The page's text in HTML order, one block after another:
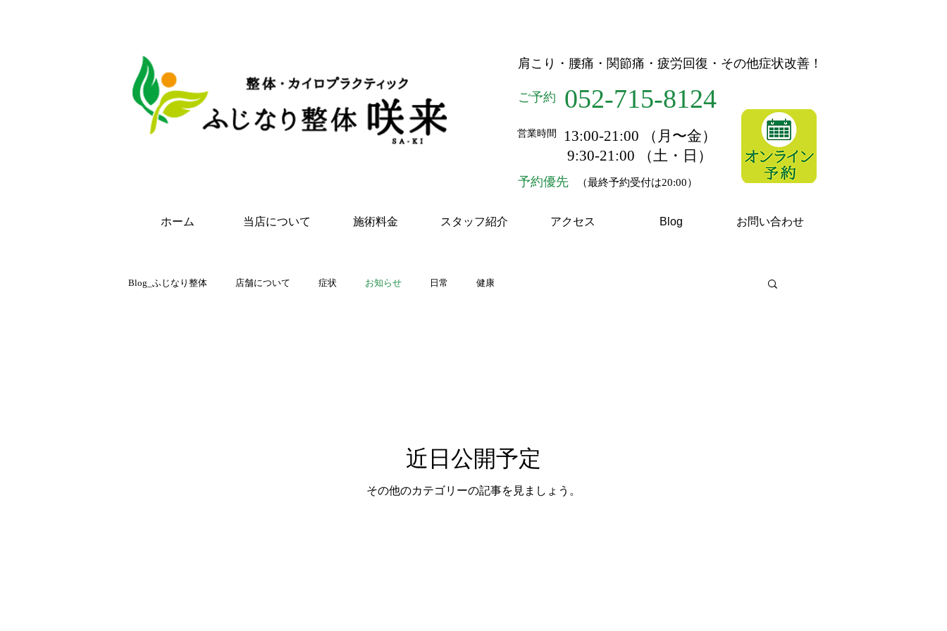
肩こり・腰痛・関節痛・疲労回復・その他症状改善！
ご予約 052-715-8124
営業時間
13:00-21:00 （月〜金）
9:30-21:00 （土・日）
（最終予約受付は20:00）
予約優先
ホーム 当店について 施術料金 スタッフ紹介 アクセス Blog お問い合わせ
Blog_ふじなり整体 店舗について 症状 お知らせ 日常 健康
近日公開予定
その他のカテゴリーの記事を見ましょう。